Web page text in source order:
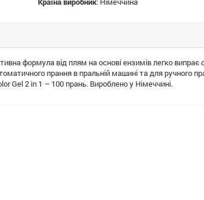
формула від плям на основі ензимів легко випрає
прання в пральній машині та для ручного
Gel 2 in 1 – 100 прань. Вироблено у Німеччині.